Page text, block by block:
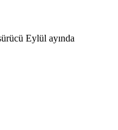
Eylül ayında